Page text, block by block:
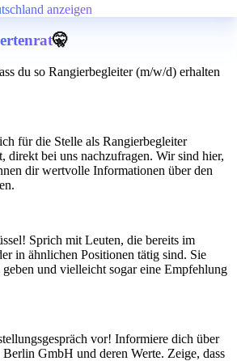
anzeigen
🤫
du so Rangierbegleiter (m/w/d) erhalten
für die Stelle als Rangierbegleiter
direkt bei uns nachzufragen. Wir sind hier,
dir wertvolle Informationen über den
Sprich mit Leuten, die bereits im
in ähnlichen Positionen tätig sind. Sie
und vielleicht sogar eine Empfehlung
vor! Informiere dich über
GmbH und deren Werte. Zeige, dass